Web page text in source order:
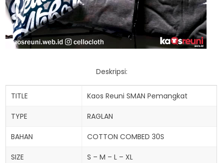
Deskripsi:
TITLE Kaos Reuni SMAN Pemangkat
TYPE RAGLAN
BAHAN COTTON COMBED 30S
SIZE S – M – L – XL